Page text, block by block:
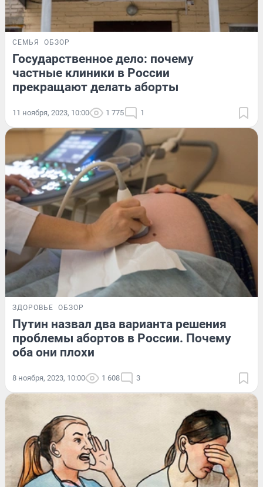
СЕМЬЯ ОБЗОР
Государственное дело: почему
частные клиники в России
прекращают делать аборты
11 ноября, 2023, 10:00 1 775 1
ЗДОРОВЬЕ ОБЗОР
Путин назвал два варианта решения
проблемы абортов в России. Почему
оба они плохи
8 ноября, 2023, 10:00 1 608 3